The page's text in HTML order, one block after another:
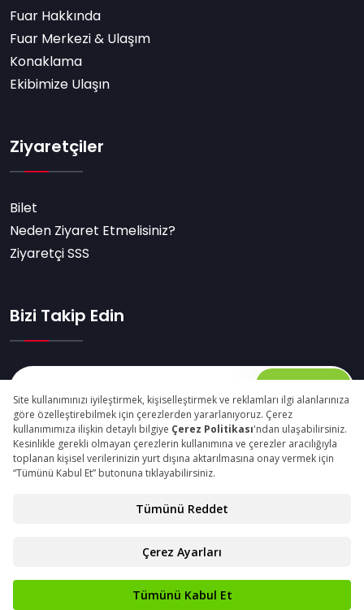
Fuar Hakkında
Fuar Merkezi & Ulaşım
Konaklama
Ekibimize Ulaşın
Ziyaretçiler
Bilet
Neden Ziyaret Etmelisiniz?
Ziyaretçi SSS
Bizi Takip Edin
Kişisel Verilerin Korunması